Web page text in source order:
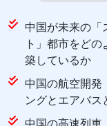
中国が未来の「
ト」都市をど
築しているか
中国の航空開発
ングとエアバス